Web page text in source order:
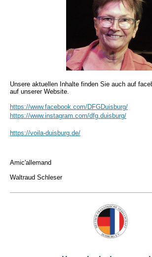
Unsere aktuellen Inhalte finden Sie auch auf
auf unserer Website.
https://www.facebook.com/DFGDuisburg/
https://www.instagram.com/dfg.duisburg/
https://voila-duisburg.de/
Amic'allemand
Waltraud Schleser